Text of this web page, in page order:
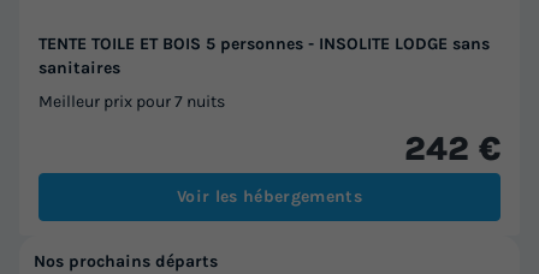
TENTE TOILE ET BOIS 5 personnes - INSOLITE LODGE sans
sanitaires
Meilleur prix pour 7 nuits
242 €
Voir les hébergements
Nos prochains départs